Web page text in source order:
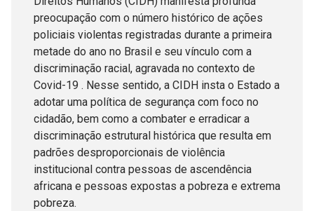
preocupação com o número histórico de ações
policiais violentas registradas durante a primeira
metade do ano no Brasil e seu vínculo com a
discriminação racial, agravada no contexto de
Covid-19 . Nesse sentido, a CIDH insta o Estado a
adotar uma política de segurança com foco no
cidadão, bem como a combater e erradicar a
discriminação estrutural histórica que resulta em
padrões desproporcionais de violência
institucional contra pessoas de ascendência
africana e pessoas expostas a pobreza e extrema
pobreza.